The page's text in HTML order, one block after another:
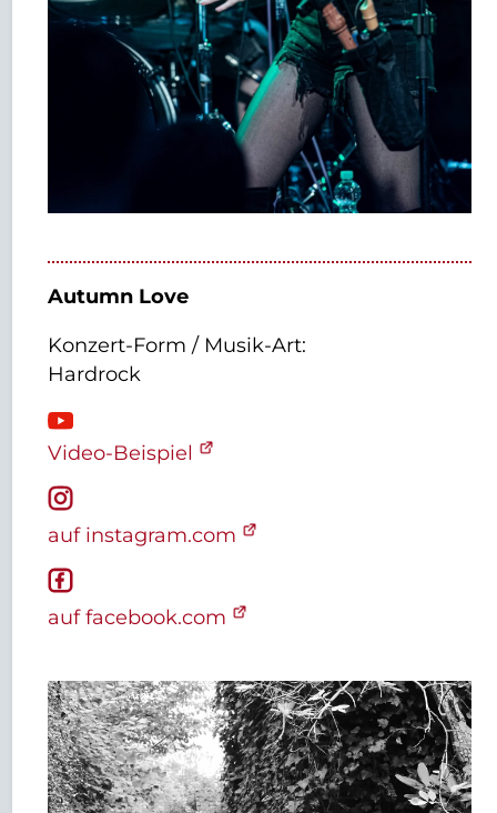
Autumn Love
Konzert-Form / Musik-Art:
Hardrock
Video-Beispiel
auf instagram.com
auf facebook.com